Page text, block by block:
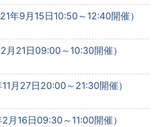
年9月15日10:50～12:40開催）
月21日09:00～10:30開催）
月27日20:00～21:30開催）
月16日09:30～11:00開催）